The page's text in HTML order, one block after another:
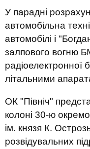
У парадні
автомобільна
автомобілі і
залпового вогню
радіоелектронної
літальними
ОК "Північ"
колоні 30-ю
ім. князя К.
розвідувальних